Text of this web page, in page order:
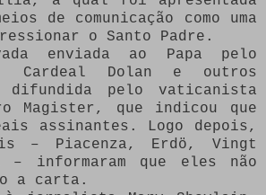
de comunicação como uma
o Santo Padre.
enviada ao Papa pelo
Cardeal Dolan e outros
pelo vaticanista
Magister, que indicou que
assinantes. Logo depois,
– Piacenza, Erdö, Vingt
informaram que eles não
a carta.